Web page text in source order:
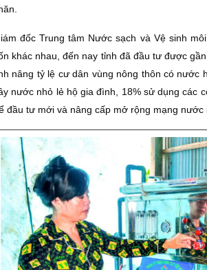
đốc Trung tâm Nước sạch và Vệ sinh
khác nhau, đến nay tỉnh đã đầu tư được
nâng tỷ lệ cư dân vùng nông thôn có nước
nước nhỏ lẻ hộ gia đình, 18% sử dụng các
đầu tư mới và nâng cấp mở rộng mạng nước